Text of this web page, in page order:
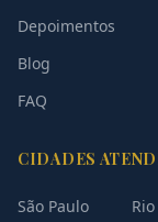
Depoimentos
Blog
FAQ
CIDADES
São Paulo